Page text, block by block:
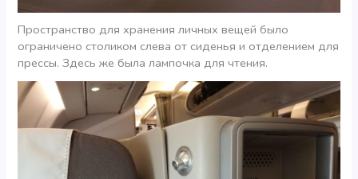
Пространство для хранения личных вещей было
ограничено столиком слева от сиденья и отделением для
прессы. Здесь же была лампочка для чтения.